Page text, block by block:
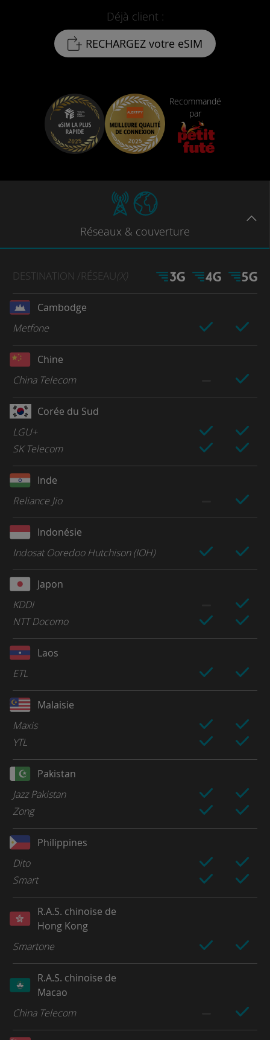
Déjà client :
RECHARGEZ votre eSIM
Recommandé
par
Réseaux & couverture
DESTINATION /RÉSEAU(X)
Cambodge
Metfone
Chine
China Telecom
Corée du Sud
LGU+
SK Telecom
Inde
Reliance Jio
Indonésie
Indosat Ooredoo Hutchison (IOH)
Japon
KDDI
NTT Docomo
Laos
ETL
Malaisie
Maxis
YTL
Pakistan
Jazz Pakistan
Zong
Philippines
Dito
Smart
R.A.S. chinoise de
Hong Kong
Smartone
R.A.S. chinoise de
Macao
China Telecom